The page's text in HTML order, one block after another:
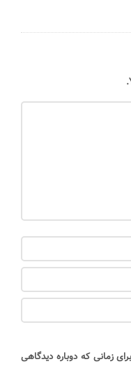
زمانی که دوباره دیدگاهی